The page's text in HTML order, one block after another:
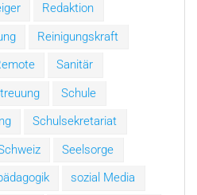
Redaktion
Reinigungskraft
Sanitär
Schule
Schulsekretariat
Seelsorge
sozial Media